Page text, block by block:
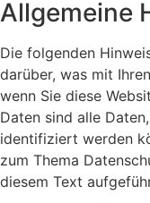
Allgemeine
Die folgenden
darüber, was mit
wenn Sie diese
Daten sind alle
identifiziert werden
zum Thema
diesem Text